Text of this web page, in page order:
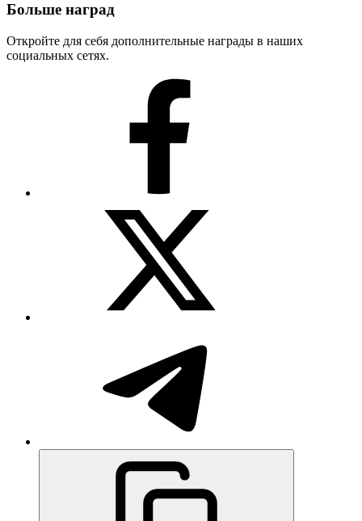
Больше наград
Откройте для себя дополнительные награды в наших
социальных сетях.